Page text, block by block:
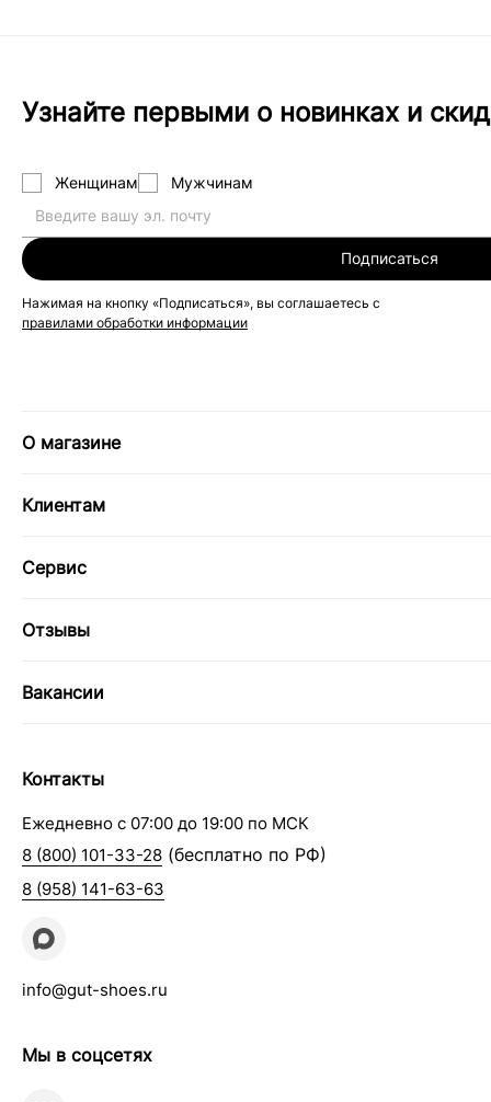
Узнайте первыми о новинках и
Женщинам Мужчинам
Подписаться
Нажимая на кнопку «Подписаться», вы соглашаетесь с
правилами обработки информации
О магазине
Клиентам
Сервис
Отзывы
Вакансии
Контакты
Ежедневно с 07:00 до 19:00 по МСК
8 (800) 101-33-28 (бесплатно по РФ)
8 (958) 141-63-63
info@gut-shoes.ru
Мы в соцсетях